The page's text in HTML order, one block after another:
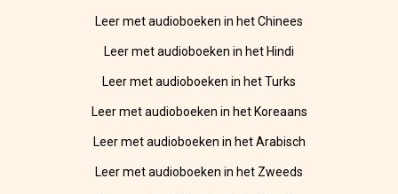
Leer met audioboeken in het Chinees
Leer met audioboeken in het Hindi
Leer met audioboeken in het Turks
Leer met audioboeken in het Koreaans
Leer met audioboeken in het Arabisch
Leer met audioboeken in het Zweeds